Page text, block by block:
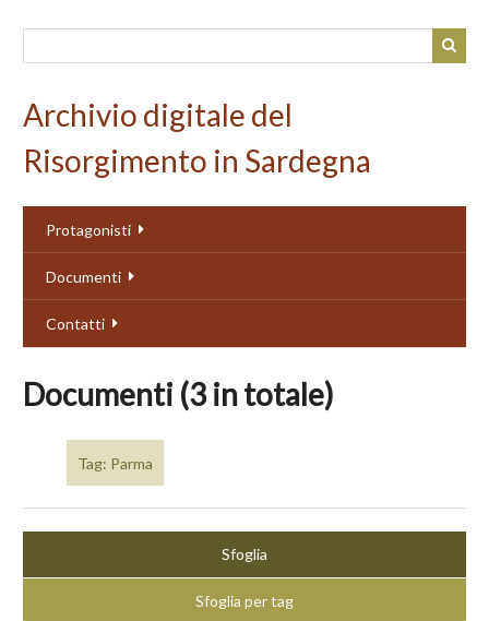
Archivio digitale del
Risorgimento in Sardegna
Protagonisti
Documenti
Contatti
Documenti (3 in totale)
Tag: Parma
Sfoglia
Sfoglia per tag